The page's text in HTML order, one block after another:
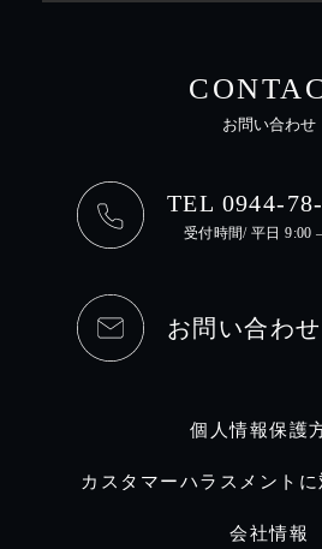
お問い合わせ
TEL 0944-
受付時間/ 平日 9:00
お問い合わ
個人情報保護
カスタマーハラスメント
会社情報